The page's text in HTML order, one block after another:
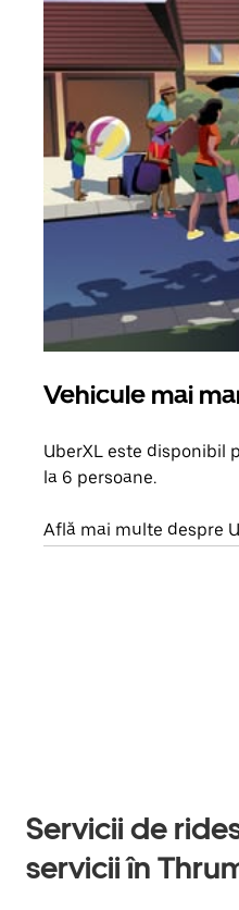
Vehicule mai
UberXL este disponibil
la 6 persoane.
Află mai multe despre
Servicii de
servicii în